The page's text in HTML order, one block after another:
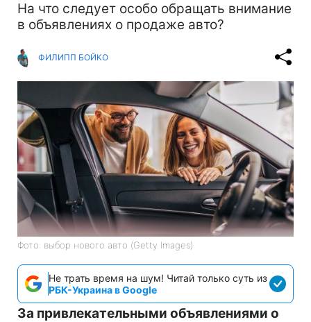
На что следует особо обращать внимание
в объявлениях о продаже авто?
ФИЛИПП БОЙКО
Фото: выбор нового авто (Getty Images)
Не трать время на шум! Читай только суть из
РБК-Украина в Google
За привлекательными объявлениями о